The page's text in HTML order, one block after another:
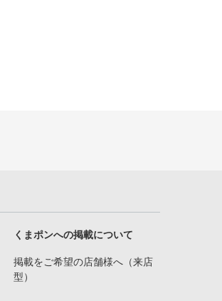
くまポンへの掲載について
掲載をご希望の店舗様へ（来店
型）